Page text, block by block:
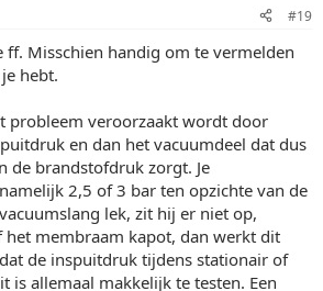
#19
ff. Misschien handig om te vermelden
hebt.
probleem veroorzaakt wordt door
en dan het vacuumdeel dat dus
de brandstofdruk zorgt. Je
2,5 of 3 bar ten opzichte van de
lek, zit hij er niet op,
het membraam kapot, dan werkt dit
de inspuitdruk tijdens stationair of
is allemaal makkelijk te testen. Een